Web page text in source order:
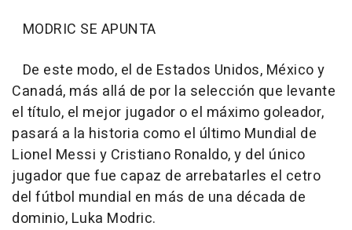
MODRIC SE APUNTA
De este modo, el de Estados Unidos, México y
Canadá, más allá de por la selección que levante
el título, el mejor jugador o el máximo goleador,
pasará a la historia como el último Mundial de
Lionel Messi y Cristiano Ronaldo, y del único
jugador que fue capaz de arrebatarles el cetro
del fútbol mundial en más de una década de
dominio, Luka Modric.